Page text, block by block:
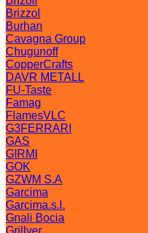
Brizzol
Burhan
Cavagna Group
Chugunoff
CopperCrafts
DAVR METALL
FU-Taste
Famag
FlamesVLC
G3FERRARI
GAS
GIRMI
GOK
GZWM S.A
Garcima
Garcima.s.l.
Gnali Bocia
Grillver